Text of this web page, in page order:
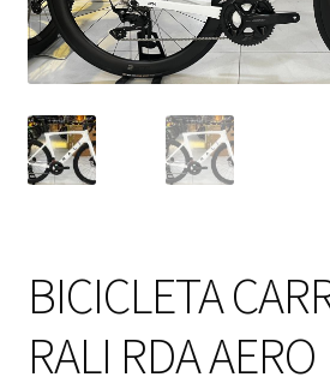
BICICLETA
RALI RDA AERO